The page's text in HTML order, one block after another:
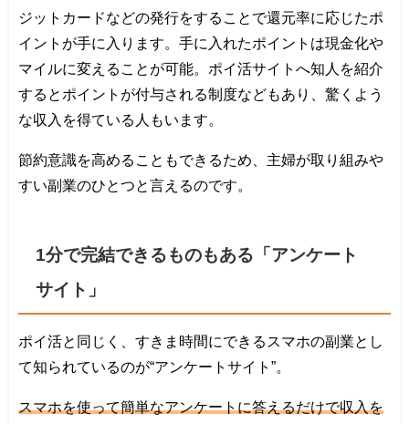
ジットカードなどの発行をすることで還元率に応じたポ
イントが手に入ります。手に入れたポイントは現金化や
マイルに変えることが可能。ポイ活サイトへ知人を紹介
するとポイントが付与される制度などもあり、驚くよう
な収入を得ている人もいます。
節約意識を高めることもできるため、主婦が取り組みや
すい副業のひとつと言えるのです。
1分で完結できるものもある「アンケート
サイト」
ポイ活と同じく、すきま時間にできるスマホの副業とし
て知られているのが“アンケートサイト”。
スマホを使って簡単なアンケートに答えるだけで収入を